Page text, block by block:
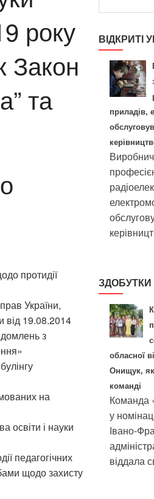
року
Закон
та
протидії
України,
від 19.08.2014
з
на
освіти і науки
педагогічних
щодо захисту
ВІДКРИТІ
приладів,
ЗДОБУТКИ
обласної
Онищук,
команді
Команда
у
Івано-
віддала